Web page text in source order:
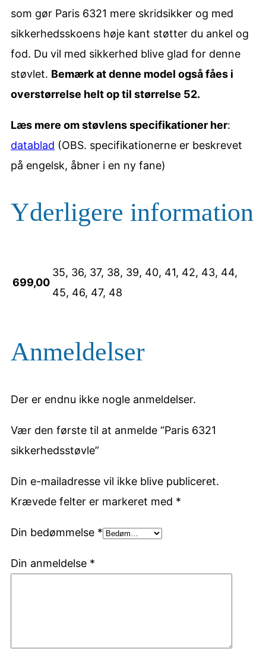
som gør Paris 6321 mere skridsikker og med
sikkerhedsskoens høje kant støtter du ankel og
fod. Du vil med sikkerhed blive glad for denne
støvlet. Bemærk at denne model også fåes i
overstørrelse helt op til størrelse 52.
Læs mere om støvlens specifikationer her:
datablad (OBS. specifikationerne er beskrevet
på engelsk, åbner i en ny fane)
Yderligere information
699,00
35, 36, 37, 38, 39, 40, 41, 42, 43, 44,
45, 46, 47, 48
Anmeldelser
Der er endnu ikke nogle anmeldelser.
Vær den første til at anmelde “Paris 6321
sikkerhedsstøvle”
Din e-mailadresse vil ikke blive publiceret.
Krævede felter er markeret med *
Din bedømmelse *
Din anmeldelse *